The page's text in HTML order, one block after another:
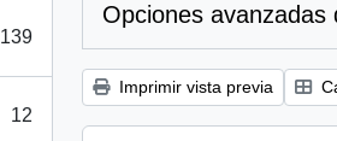
139
12
Opciones avanzadas
Imprimir vista previa